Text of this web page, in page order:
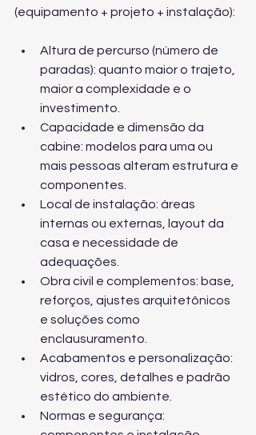
(equipamento + projeto + instalação):
Altura de percurso (número de
paradas): quanto maior o trajeto,
maior a complexidade e o
investimento.
Capacidade e dimensão da
cabine: modelos para uma ou
mais pessoas alteram estrutura e
componentes.
Local de instalação: áreas
internas ou externas, layout da
casa e necessidade de
adequações.
Obra civil e complementos: base,
reforços, ajustes arquitetônicos
e soluções como
enclausuramento.
Acabamentos e personalização:
vidros, cores, detalhes e padrão
estético do ambiente.
Normas e segurança: